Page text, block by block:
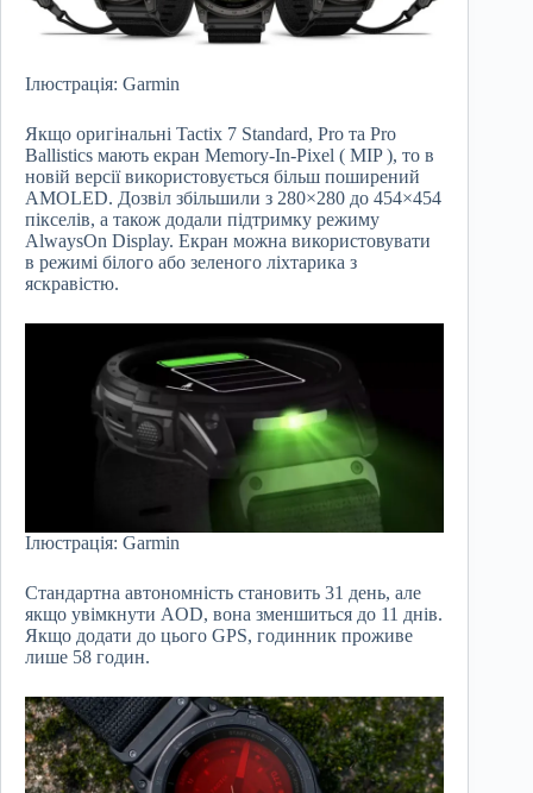
Ілюстрація: Garmin
Якщо оригінальні Tactix 7 Standard, Pro та Pro
Ballistics мають екран Memory-In-Pixel ( MIP ), то в
новій версії використовується більш поширений
AMOLED. Дозвіл збільшили з 280×280 до 454×454
пікселів, а також додали підтримку режиму
AlwaysOn Display. Екран можна використовувати
в режимі білого або зеленого ліхтарика з
яскравістю.
Ілюстрація: Garmin
Стандартна автономність становить 31 день, але
якщо увімкнути AOD, вона зменшиться до 11 днів.
Якщо додати до цього GPS, годинник проживе
лише 58 годин.